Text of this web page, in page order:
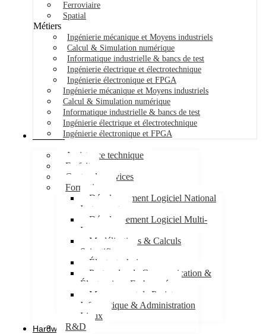
Ferroviaire
Spatial
Métiers
Ingénierie mécanique et Moyens industriels
Calcul & Simulation numérique
Informatique industrielle & bancs de test
Ingénierie électrique et électrotechnique
Ingénierie électronique et FPGA
Ingénierie mécanique et Moyens industriels
Calcul & Simulation numérique
Informatique industrielle & bancs de test
Ingénierie électrique et électrotechnique
Ingénierie électronique et FPGA
Services
Assistance technique
Forfait
Centre de services
Formations
Développement Logiciel National
Instruments
Développement Logiciel Multi-
Langages
Modélisations & Calculs
Scientifiques
Électrotechnique
Protocoles de Communication &
Électronique Embarquée
Management de Projet
Informatique & Administration
Linux
R&D
Hardware